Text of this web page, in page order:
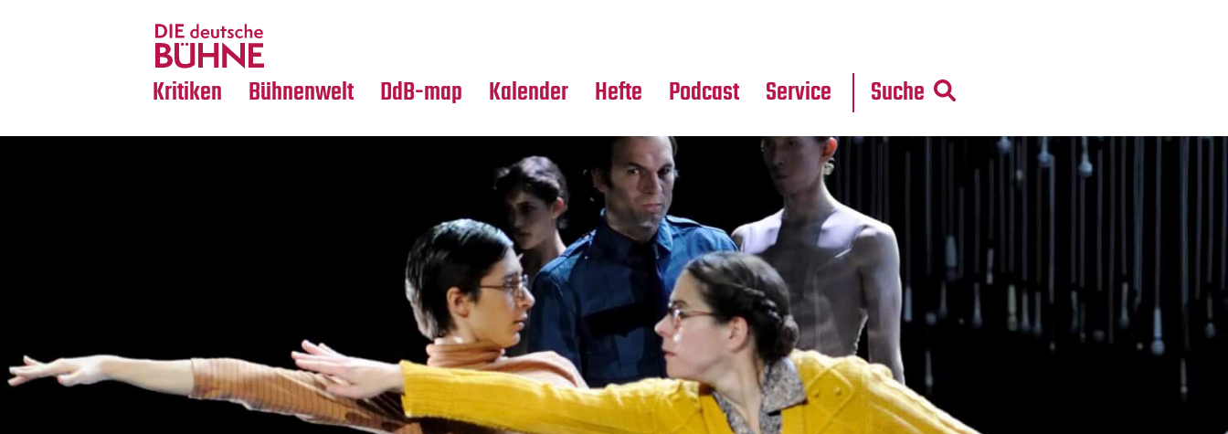
Kritiken
Crossover
Bühnenwelt
Medientipps
DdB-map Kalender Hefte Podcast Service Suche